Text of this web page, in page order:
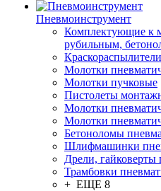
Пневмоинструмент
Комплектующие к
рубильным,
Молотки
Молотки пучковые
Пистолеты
Молотки
Молотки
Бетоноломы
Шлифмашинки
Дрели, гайковерты
Трамбовки
+ ЕЩЕ 8